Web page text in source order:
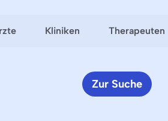
Kliniken Therapeuten
Zur Suche